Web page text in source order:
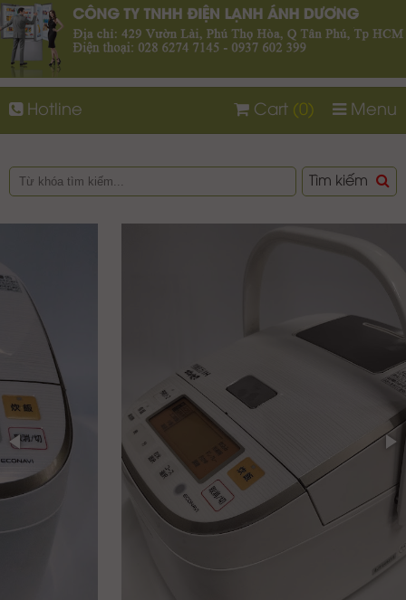
Hotline Menu
Cart (0)
Tìm kiếm